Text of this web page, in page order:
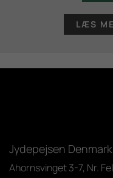
LÆS
Jydepejsen
Ahornsvinget 3-7, Nr.